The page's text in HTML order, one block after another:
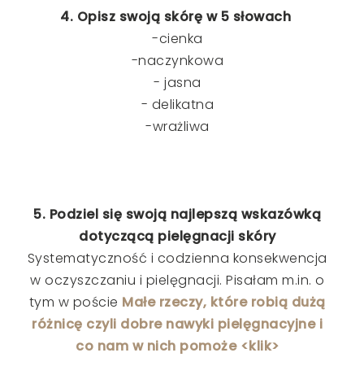
4. Opisz swoją skórę w 5 słowach
-cienka
-naczynkowa
- jasna
- delikatna
-wrażliwa
5. Podziel się swoją najlepszą wskazówką
dotyczącą pielęgnacji skóry
Systematyczność i codzienna konsekwencja
w oczyszczaniu i pielęgnacji. Pisałam m.in. o
tym w poście Małe rzeczy, które robią dużą
różnicę czyli dobre nawyki pielęgnacyjne i
co nam w nich pomoże <klik>